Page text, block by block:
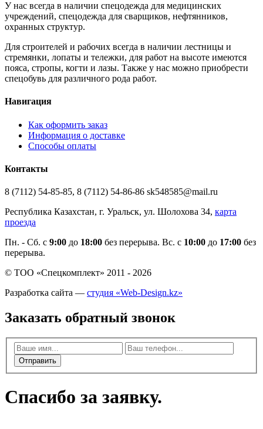
У нас всегда в наличии спецодежда для медицинских
учреждений, спецодежда для сварщиков, нефтянников,
охранных структур.
Для строителей и рабочих всегда в наличии лестницы и
стремянки, лопаты и тележки, для работ на высоте имеются
пояса, стропы, когти и лазы. Также у нас можно приобрести
спецобувь для различного рода работ.
Навигация
Как оформить заказ
Информация о доставке
Способы оплаты
Контакты
8 (7112) 54-85-85, 8 (7112) 54-86-86 sk548585@mail.ru
Республика Казахстан, г. Уральск, ул. Шолохова 34, карта
проезда
Пн. - Cб. с 9:00 до 18:00 без перерыва. Вс. с 10:00 до 17:00 без
перерыва.
© ТОО «Спецкомплект» 2011 - 2026
Разработка сайта — студия «Web-Design.kz»
Заказать обратный звонок
Отправить
Спасибо за заявку.